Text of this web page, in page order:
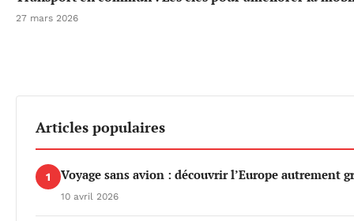
27 mars 2026
Articles populaires
1 Voyage sans avion : découvrir l’Europe autrement
10 avril 2026